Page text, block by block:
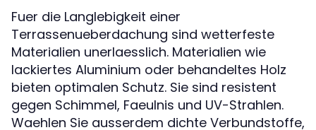
Fuer die Langlebigkeit einer
Terrassenueberdachung sind wetterfeste
Materialien unerlaesslich. Materialien wie
lackiertes Aluminium oder behandeltes Holz
bieten optimalen Schutz. Sie sind resistent
gegen Schimmel, Faeulnis und UV-Strahlen.
Waehlen Sie ausserdem dichte Verbundstoffe,